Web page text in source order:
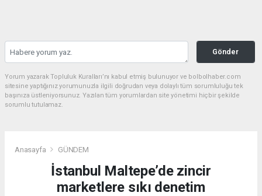
Gönder
Yorum yazarak Topluluk Kuralları’nı kabul etmiş bulunuyor ve bolbolhaber.com
sitesine yaptığınız yorumunuzla ilgili doğrudan veya dolaylı tüm sorumluluğu tek
başınıza üstleniyorsunuz. Yazılan tüm yorumlardan site yönetimi hiçbir şekilde
sorumlu tutulamaz.
Anasayfa GÜNDEM
İstanbul Maltepe’de zincir
marketlere sıkı denetim